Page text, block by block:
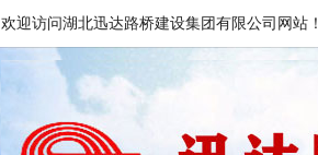
欢迎访问湖北迅达路桥建设集团有限公司网站！